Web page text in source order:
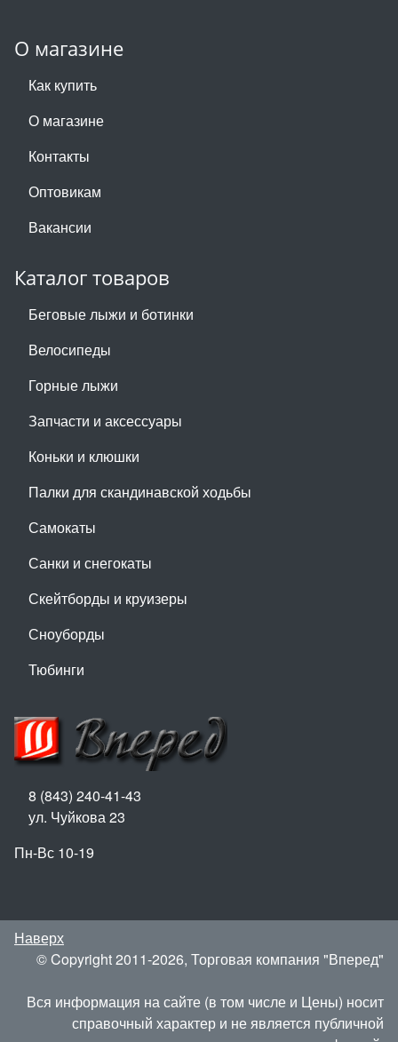
О магазине
Как купить
О магазине
Контакты
Оптовикам
Вакансии
Каталог товаров
Беговые лыжи и ботинки
Велосипеды
Горные лыжи
Запчасти и аксессуары
Коньки и клюшки
Палки для скандинавской ходьбы
Самокаты
Санки и снегокаты
Скейтборды и круизеры
Сноуборды
Тюбинги
8 (843) 240-41-43
ул. Чуйкова 23
Пн-Вс 10-19
Наверх
© Copyright 2011-2026, Торговая компания "Вперед"
Вся информация на сайте (в том числе и Цены) носит
справочный характер и не является публичной